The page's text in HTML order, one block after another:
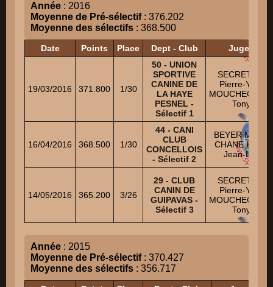
Année : 2016
Moyenne de Pré-sélectif: 376.202
Moyenne des sélectifs : 368.500
Date Points Place Dept - Club Juges
19/03/2016 371.800 1/30
50 - UNION
SPORTIVE
CANINE DE
LA HAYE
PESNEL -
Sélectif 1
SECRETAIN
Pierre-Yves
MOUCHEGHIAN
Tony
16/04/2016 368.500 1/30
44 - CANI
CLUB
CONCELLOIS
- Sélectif 2
BEYER Michel
CHANE KANE
Jean-Luc
14/05/2016 365.200 3/26
29 - CLUB
CANIN DE
GUIPAVAS -
Sélectif 3
SECRETAIN
Pierre-Yves
MOUCHEGHIAN
Tony
Année : 2015
Moyenne de Pré-sélectif: 370.427
Moyenne des sélectifs : 356.717